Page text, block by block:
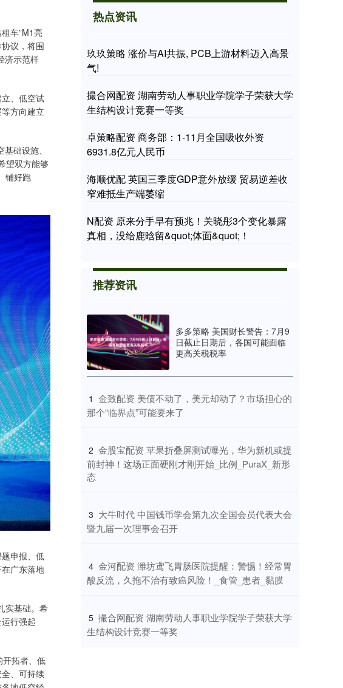
车”M1亮
议，将围
济示范样
、低空试
方向建立
础设施、
望双方能够
铺好跑
申报、低
广东落地
实基础。希
行强起
开拓者、低
、可持续
热点资讯
玖玖策略 涨价与AI共振, PCB上游材料迈入高景
气!
撮合网配资 湖南劳动人事职业学院学子荣获大学
生结构设计竞赛一等奖
卓策略配资 商务部：1-11月全国吸收外资
6931.8亿元人民币
海顺优配 英国三季度GDP意外放缓 贸易逆差收
窄难抵生产端萎缩
N配资 原来分手早有预兆！关晓彤3个变化暴露
真相，没给鹿晗留&quot;体面&quot;！
推荐资讯
多多策略 美国财长警告：7月9
日截止日期后，各国可能面临
更高关税税率
1 ​金致配资 美债不动了，美元却动了？市场担心的
那个“临界点”可能要来了
2 ​金股宝配资 苹果折叠屏测试曝光，华为新机或提
前封神！这场正面硬刚才刚开始_比例_PuraX_新形
态
3 ​大牛时代 中国钱币学会第九次全国会员代表大会
暨九届一次理事会召开
4 ​金河配资 潍坊鸢飞胃肠医院提醒：警惕！经常胃
酸反流，久拖不治有致癌风险！_食管_患者_黏膜
5 ​撮合网配资 湖南劳动人事职业学院学子荣获大学
生结构设计竞赛一等奖